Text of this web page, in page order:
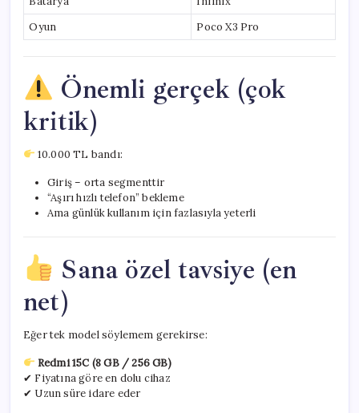
Oyun
Poco X3 Pro
Önemli gerçek (çok
kritik)
10.000 TL bandı:
Giriş – orta segmenttir
“Aşırı hızlı telefon” bekleme
Ama günlük kullanım için fazlasıyla yeterli
Sana özel tavsiye (en
net)
Eğer tek model söylemem gerekirse:
Redmi 15C (8 GB / 256 GB)
✔ Fiyatına göre en dolu cihaz
✔ Uzun süre idare eder